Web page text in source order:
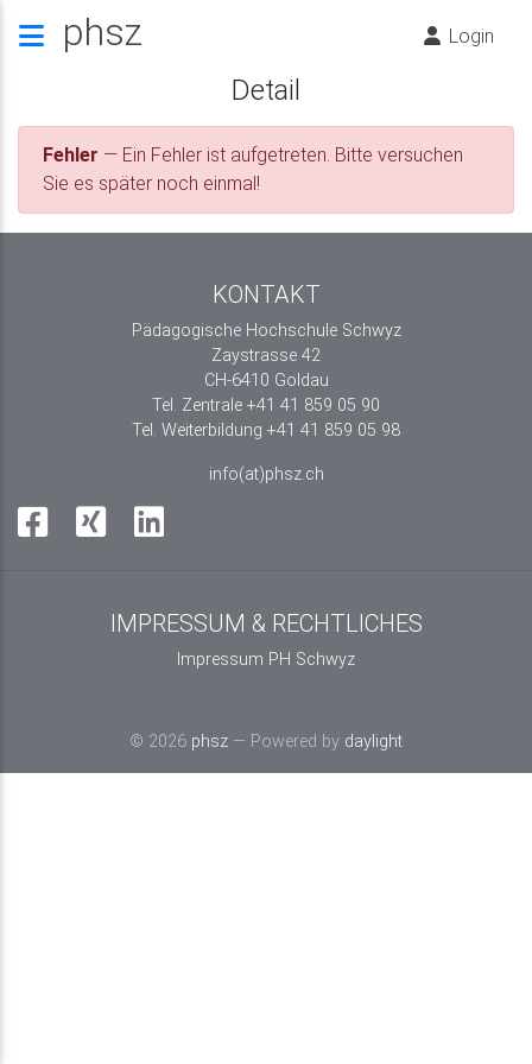
phsz Login
Detail
Fehler — Ein Fehler ist aufgetreten. Bitte versuchen
Sie es später noch einmal!
KONTAKT
Pädagogische Hochschule Schwyz
Zaystrasse 42
CH-6410 Goldau
Tel. Zentrale +41 41 859 05 90
Tel. Weiterbildung +41 41 859 05 98
info(at)phsz.ch
IMPRESSUM & RECHTLICHES
Impressum PH Schwyz
© 2026 phsz — Powered by daylight